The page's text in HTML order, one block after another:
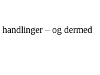
– og dermed